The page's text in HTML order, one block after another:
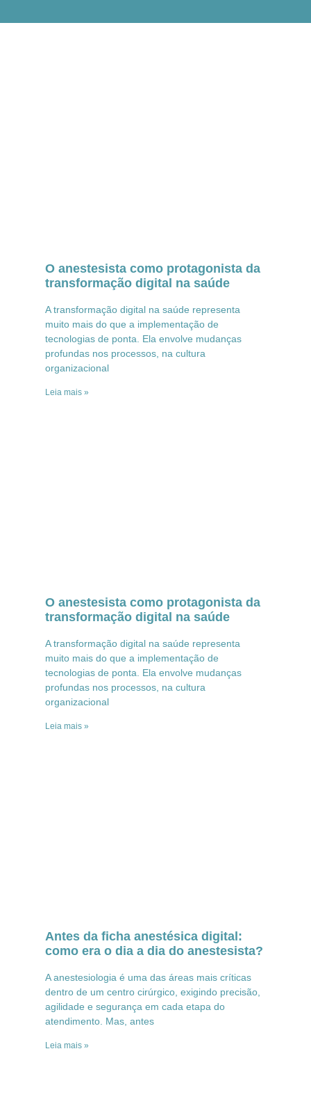
O anestesista como protagonista da
transformação digital na saúde
A transformação digital na saúde representa
muito mais do que a implementação de
tecnologias de ponta. Ela envolve mudanças
profundas nos processos, na cultura
organizacional
Leia mais »
O anestesista como protagonista da
transformação digital na saúde
A transformação digital na saúde representa
muito mais do que a implementação de
tecnologias de ponta. Ela envolve mudanças
profundas nos processos, na cultura
organizacional
Leia mais »
Antes da ficha anestésica digital:
como era o dia a dia do anestesista?
A anestesiologia é uma das áreas mais críticas
dentro de um centro cirúrgico, exigindo precisão,
agilidade e segurança em cada etapa do
atendimento. Mas, antes
Leia mais »